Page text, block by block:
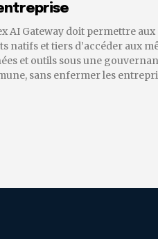
AI Gateway doit permettre aux
natifs et tiers d’accéder aux
et outils sous une
sans enfermer les